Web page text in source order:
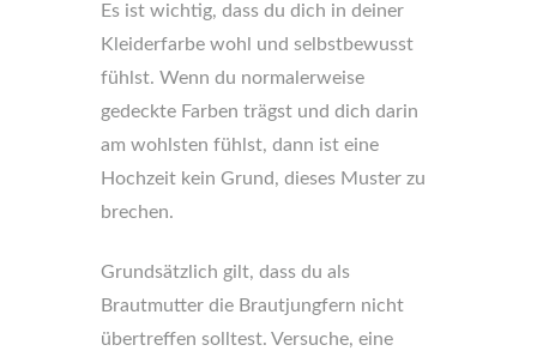
Es ist wichtig, dass du dich in deiner
Kleiderfarbe wohl und selbstbewusst
fühlst. Wenn du normalerweise
gedeckte Farben trägst und dich darin
am wohlsten fühlst, dann ist eine
Hochzeit kein Grund, dieses Muster zu
brechen.
Grundsätzlich gilt, dass du als
Brautmutter die Brautjungfern nicht
übertreffen solltest. Versuche, eine